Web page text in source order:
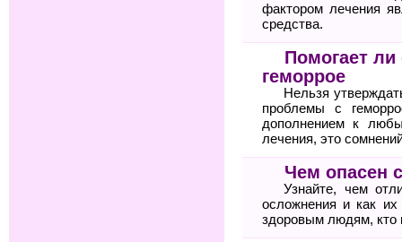
фактором лечения
средства.
Помогает
геморрое
Нельзя
проблемы с
дополнением к
лечения, это
Чем опасен
Узнайте, чем
осложнения и как
здоровым людям, кто